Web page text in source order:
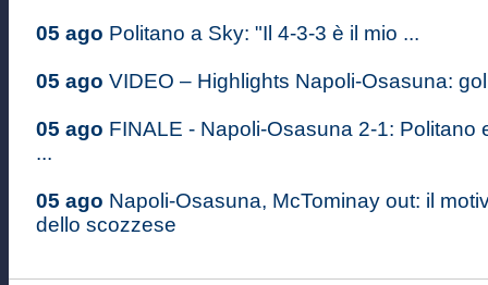
05 ago Politano a Sky: "Il 4-3-3 è il mio ...
05 ago VIDEO – Highlights Napoli-Osasuna:
05 ago FINALE - Napoli-Osasuna 2-1: Politano
...
05 ago Napoli-Osasuna, McTominay out: il
dello scozzese